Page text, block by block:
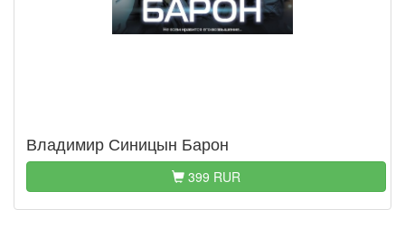
Владимир Синицын Барон
399 RUR